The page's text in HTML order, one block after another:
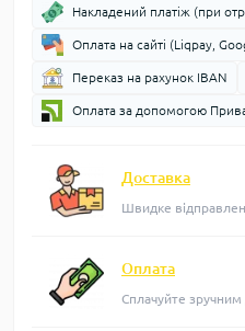
Накладений платіж (при
Оплата на сайті (Liqpay,
Переказ на рахунок IBAN
Оплата за допомогою
Доставка
Швидке
Оплата
Сплачуйте